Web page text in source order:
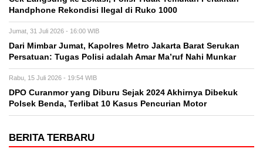
Handphone Rekondisi Ilegal di Ruko 1000
Jumat, 31 Juli 2026 - 16:00 WIB
Dari Mimbar Jumat, Kapolres Metro Jakarta Barat Serukan
Persatuan: Tugas Polisi adalah Amar Ma’ruf Nahi Munkar
Rabu, 15 Juli 2026 - 19:54 WIB
DPO Curanmor yang Diburu Sejak 2024 Akhirnya Dibekuk
Polsek Benda, Terlibat 10 Kasus Pencurian Motor
BERITA TERBARU